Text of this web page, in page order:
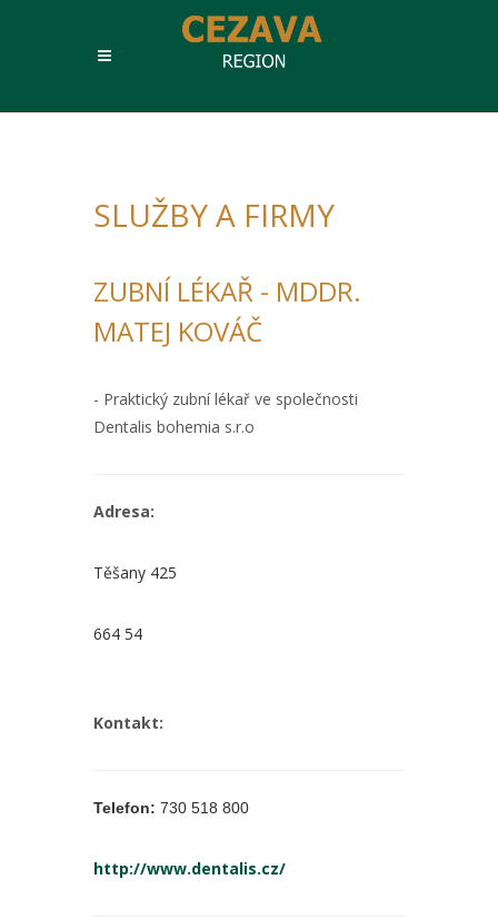
SLUŽBY A FIRMY
ZUBNÍ LÉKAŘ - MDDR.
MATEJ KOVÁČ
- Praktický zubní lékař ve společnosti
Dentalis bohemia s.r.o
Adresa:
Těšany 425
664 54
Kontakt:
Telefon: 730 518 800
http://www.dentalis.cz/